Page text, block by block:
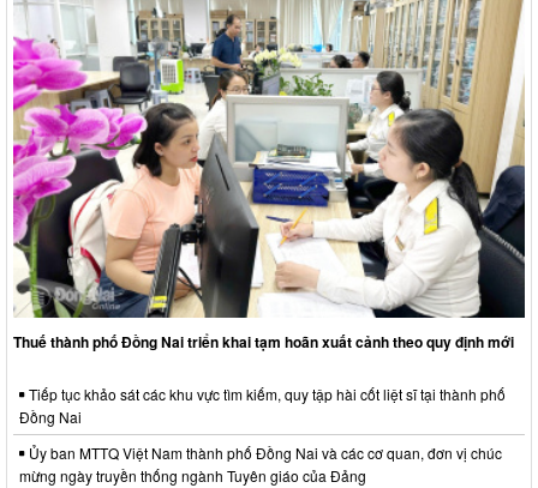
Thuế thành phố Đồng Nai triển khai tạm hoãn xuất cảnh theo quy định mới
Tiếp tục khảo sát các khu vực tìm kiếm, quy tập hài cốt liệt sĩ tại thành phố
Đồng Nai
Ủy ban MTTQ Việt Nam thành phố Đồng Nai và các cơ quan, đơn vị chúc
mừng ngày truyền thống ngành Tuyên giáo của Đảng